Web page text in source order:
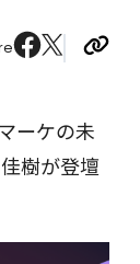
ーケの未
樹が登壇